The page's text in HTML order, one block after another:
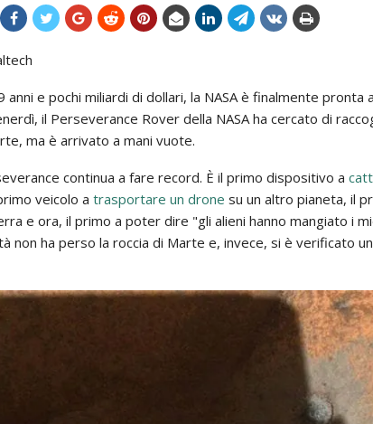
anni e pochi miliardi di dollari, la NASA è finalmente pronta
il Perseverance Rover della NASA ha cercato di
ma è arrivato a mani vuote.
continua a fare record. È il primo dispositivo a
veicolo a trasportare un drone su un altro pianeta, il
e ora, il primo a poter dire "gli alieni hanno mangiato i
non ha perso la roccia di Marte e, invece, si è verificato